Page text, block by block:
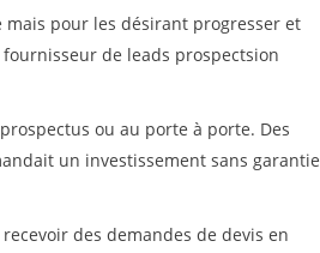
pour les désirant progresser et
de leads prospectsion
ou au porte à porte. Des
un investissement sans garantie
des demandes de devis en